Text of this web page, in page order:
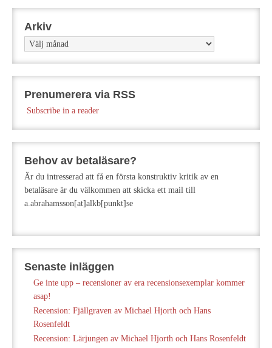
Arkiv
Arkiv
Prenumerera via RSS
Subscribe in a reader
Behov av betaläsare?
Är du intresserad att få en första konstruktiv kritik av en
betaläsare är du välkommen att skicka ett mail till
a.abrahamsson[at]alkb[punkt]se
Senaste inläggen
Ge inte upp – recensioner av era recensionsexemplar kommer
asap!
Recension: Fjällgraven av Michael Hjorth och Hans
Rosenfeldt
Recension: Lärjungen av Michael Hjorth och Hans Rosenfeldt